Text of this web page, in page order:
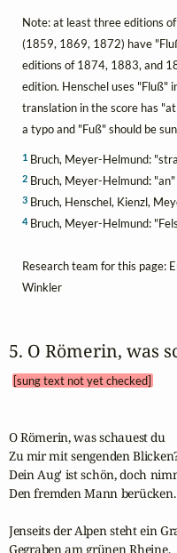
Note: at least three editions of
(1859, 1869, 1872) have
editions of 1874, 1883, and
edition. Henschel uses "Fluß"
translation in the score has
a typo and "Fuß" should be
1Bruch, Meyer-Helmund:
2Bruch, Meyer-Helmund: "an"
3Bruch, Henschel, Kienzl,
4Bruch, Meyer-Helmund:
Research team for this page:
Winkler
5. O Römerin, was
[sung text not yet checked]
O Römerin, was schauest du
Zu mir mit sengenden
Dein Aug' ist schön, doch
Den fremden Mann berücken.
Jenseits der Alpen steht ein
Gegraben am grünen Rheine,